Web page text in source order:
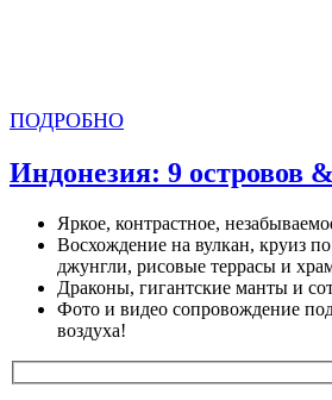
ПОДРОБНО
Индонезия: 9 островов
Яркое, контрастное,
Восхождение на вулкан, круиз
джунгли, рисовые террасы и
Драконы, гигантские манты и
Фото и видео сопровождение
воздуха!